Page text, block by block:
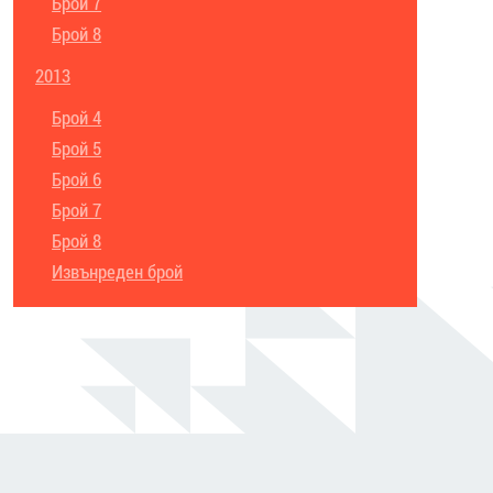
Брой 8
2013
Брой 4
Брой 5
Брой 6
Брой 7
Брой 8
Извънреден брой